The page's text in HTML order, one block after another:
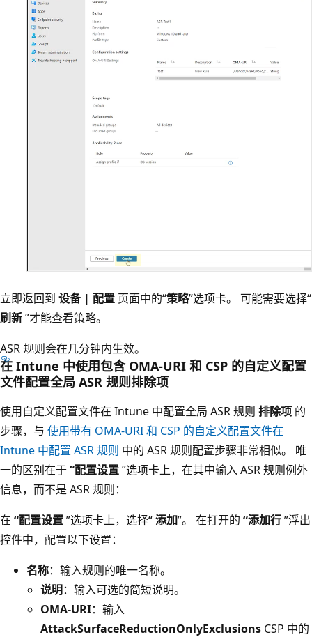
立即返回到 设备 | 配置 页面中的“策略”选项卡。 可能需要选择“
刷新”才能查看策略。
ASR 规则会在几分钟内生效。
在 Intune 中使用包含 OMA-URI 和 CSP 的自定义配置
文件配置全局 ASR 规则排除项
使用自定义配置文件在 Intune 中配置全局 ASR 规则 排除项 的
步骤，与 使用带有 OMA-URI 和 CSP 的自定义配置文件在
Intune 中配置 ASR 规则 中的 ASR 规则配置步骤非常相似。 唯
一的区别在于“配置设置”选项卡上，在其中输入 ASR 规则例外
信息，而不是 ASR 规则：
在 “配置设置”选项卡上，选择“添加”。 在打开的 “添加行”浮出
控件中，配置以下设置：
名称：输入规则的唯一名称。
说明：输入可选的简短说明。
OMA-URI：输入
AttackSurfaceReductionOnlyExclusions CSP 中的